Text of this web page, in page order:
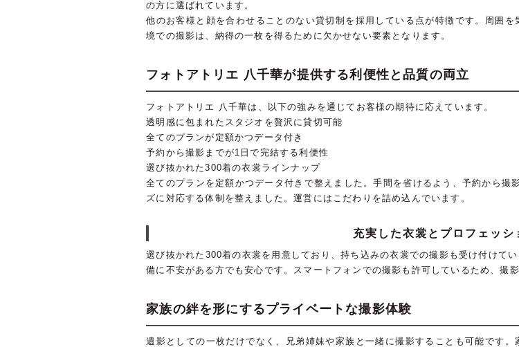
の方に選ばれています。
他のお客様と顔を合わせることのない貸切制を採用している点が特徴です。周囲
境での撮影は、納得の一枚を得るために欠かせない要素となります。
フォトアトリエ 八千華が提供する利便性と品質の両立
フォトアトリエ 八千華は、以下の強みを通じてお客様の期待に応えています。
透明感に包まれたスタジオを贅沢に貸切可能
全てのプランが定額かつデータ付き
予約から撮影までが1日で完結する利便性
選び抜かれた300着の衣裳ラインナップ
全てのプランを定額かつデータ付きで整えました。手間を省けるよう、予約から撮
ズに対応する体制を整えました。運営にはこだわりを詰め込んでいます。
充実した衣裳とプロフェッシ
選び抜かれた300着の衣裳を用意しており、持ち込みの衣裳での撮影も受け付けて
備に不安がある方でも安心です。スマートフォンでの撮影も許可しているため、撮
家族の絆を形にするプライベートな撮影体験
遺影としての一枚だけでなく、兄弟姉妹や家族と一緒に撮影することも可能です